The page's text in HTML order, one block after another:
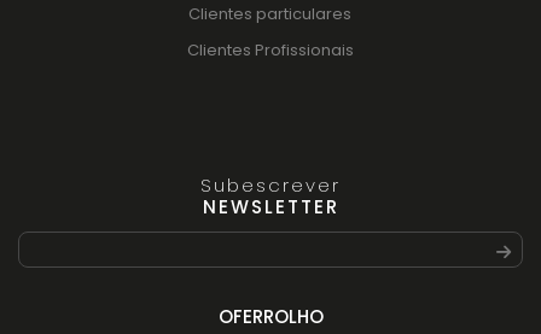
Clientes particulares
Clientes Profissionais
Subescrever
NEWSLETTER
OFERROLHO